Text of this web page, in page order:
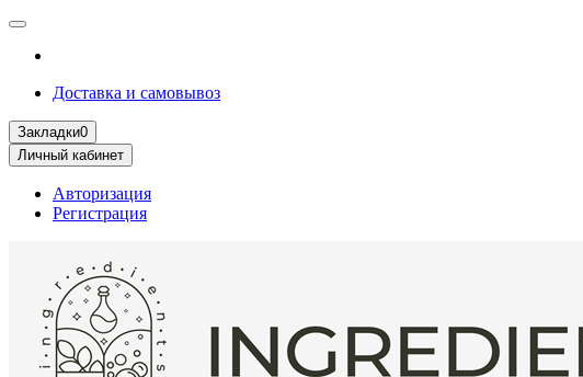
Доставка и самовывоз
Закладки0
Личный кабинет
Авторизация
Регистрация